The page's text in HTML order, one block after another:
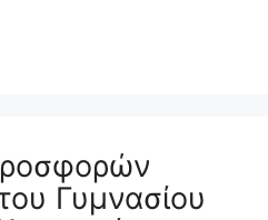
Γυμνασίου